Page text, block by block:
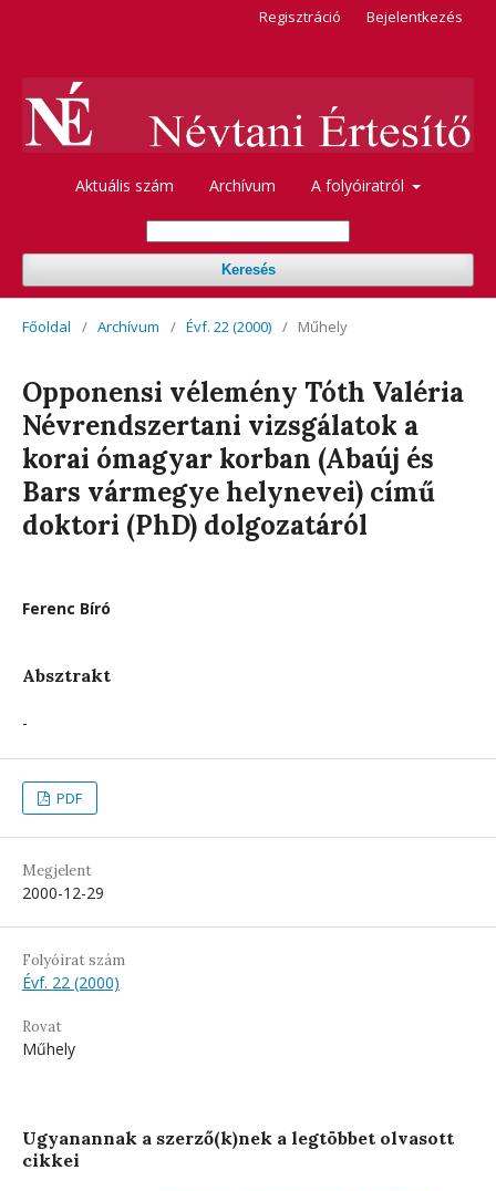
Aktuális szám Archívum A folyóiratról
Keresés
Regisztráció Bejelentkezés
Főoldal / Archívum / Évf. 22 (2000) / Műhely
Opponensi vélemény Tóth Valéria
Névrendszertani vizsgálatok a
korai ómagyar korban (Abaúj és
Bars vármegye helynevei) című
doktori (PhD) dolgozatáról
Ferenc Bíró
Absztrakt
-
PDF
Megjelent
2000-12-29
Folyóirat szám
Évf. 22 (2000)
Rovat
Műhely
Ugyanannak a szerző(k)nek a legtöbbet olvasott
cikkei